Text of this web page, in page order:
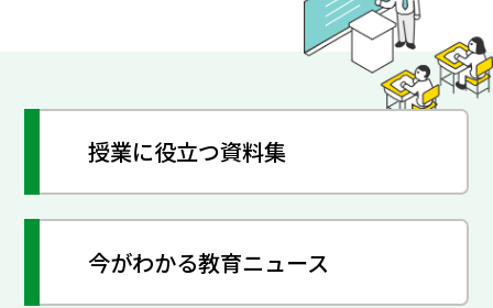
授業に役立つ資料集
今がわかる教育ニュース